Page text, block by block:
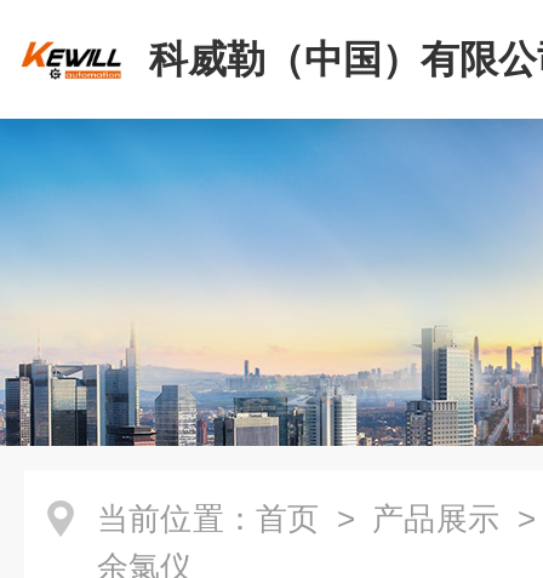
科威勒（中国）有限
当前位置： 首页 > 产品展示
余氯仪